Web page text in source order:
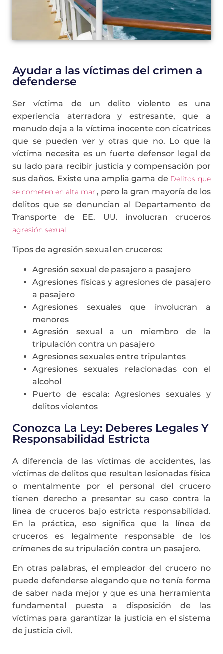
Ayudar a las víctimas del crimen a
defenderse
Ser víctima de un delito violento es una
experiencia aterradora y estresante, que a
menudo deja a la víctima inocente con cicatrices
que se pueden ver y otras que no. Lo que la
víctima necesita es un fuerte defensor legal de
su lado para recibir justicia y compensación por
sus daños. Existe una amplia gama de Delitos que
se cometen en alta mar., pero la gran mayoría de los
delitos que se denuncian al Departamento de
Transporte de EE. UU. involucran cruceros
agresión sexual.
Tipos de agresión sexual en cruceros:
Agresión sexual de pasajero a pasajero
Agresiones físicas y agresiones de pasajero
a pasajero
Agresiones sexuales que involucran a
menores
Agresión sexual a un miembro de la
tripulación contra un pasajero
Agresiones sexuales entre tripulantes
Agresiones sexuales relacionadas con el
alcohol
Puerto de escala: Agresiones sexuales y
delitos violentos
Conozca La Ley: Deberes Legales Y
Responsabilidad Estricta
A diferencia de las víctimas de accidentes, las
víctimas de delitos que resultan lesionadas física
o mentalmente por el personal del crucero
tienen derecho a presentar su caso contra la
línea de cruceros bajo estricta responsabilidad.
En la práctica, eso significa que la línea de
cruceros es legalmente responsable de los
crímenes de su tripulación contra un pasajero.
En otras palabras, el empleador del crucero no
puede defenderse alegando que no tenía forma
de saber nada mejor y que es una herramienta
fundamental puesta a disposición de las
víctimas para garantizar la justicia en el sistema
de justicia civil.